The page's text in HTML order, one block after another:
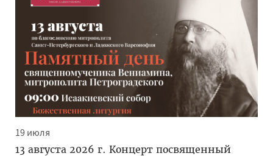
19 июля
13 августа 2026 г. Концерт посвященный